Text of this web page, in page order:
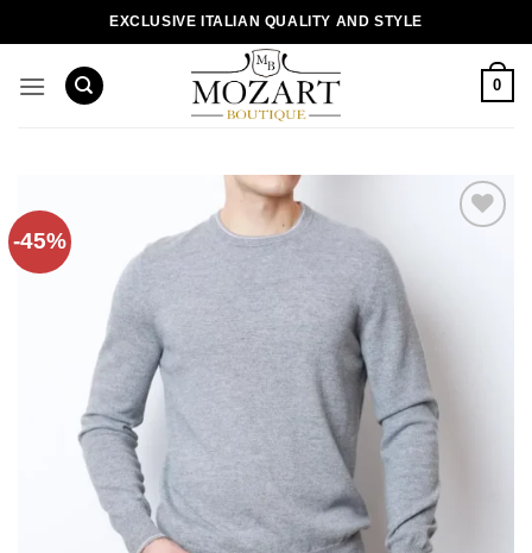
EXCLUSIVE ITALIAN QUALITY AND STYLE
0
-45%